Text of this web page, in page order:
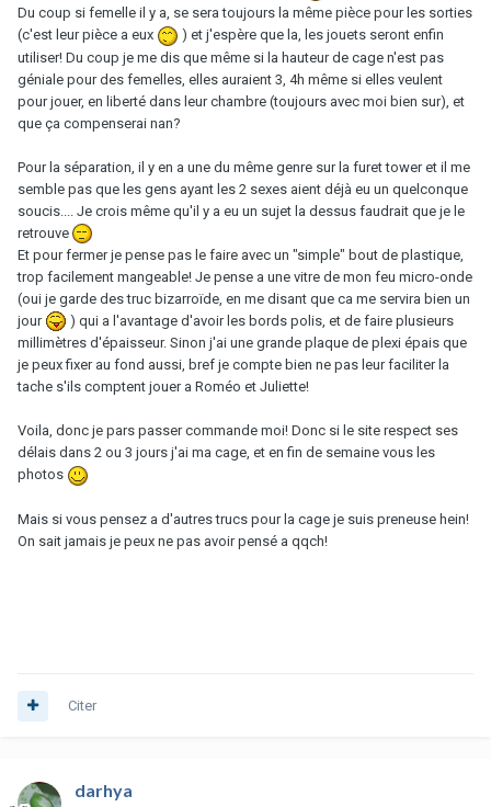
Du coup si femelle il y a, se sera toujours la même pièce pour les sorties
(c'est leur pièce a eux
) et j'espère que la, les jouets seront enfin
utiliser! Du coup je me dis que même si la hauteur de cage n'est pas
géniale pour des femelles, elles auraient 3, 4h même si elles veulent
pour jouer, en liberté dans leur chambre (toujours avec moi bien sur), et
que ça compenserai nan?
Pour la séparation, il y en a une du même genre sur la furet tower et il me
semble pas que les gens ayant les 2 sexes aient déjà eu un quelconque
soucis.... Je crois même qu'il y a eu un sujet la dessus faudrait que je le
retrouve
Et pour fermer je pense pas le faire avec un "simple" bout de plastique,
trop facilement mangeable! Je pense a une vitre de mon feu micro-onde
(oui je garde des truc bizarroïde, en me disant que ca me servira bien un
jour
) qui a l'avantage d'avoir les bords polis, et de faire plusieurs
millimètres d'épaisseur. Sinon j'ai une grande plaque de plexi épais que
je peux fixer au fond aussi, bref je compte bien ne pas leur faciliter la
tache s'ils comptent jouer a Roméo et Juliette!
Voila, donc je pars passer commande moi! Donc si le site respect ses
délais dans 2 ou 3 jours j'ai ma cage, et en fin de semaine vous les
photos
Mais si vous pensez a d'autres trucs pour la cage je suis preneuse hein!
On sait jamais je peux ne pas avoir pensé a qqch!
Citer
darhya